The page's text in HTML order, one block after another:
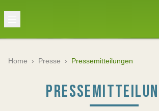
Home › Presse › Pressemitteilungen